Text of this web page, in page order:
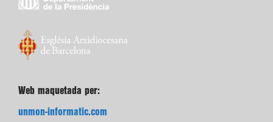
Web maquetada per:
unmon-informatic.com